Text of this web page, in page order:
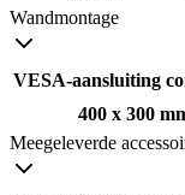
Wandmontage
VESA-aansluiting
400 x 300
Meegeleverde